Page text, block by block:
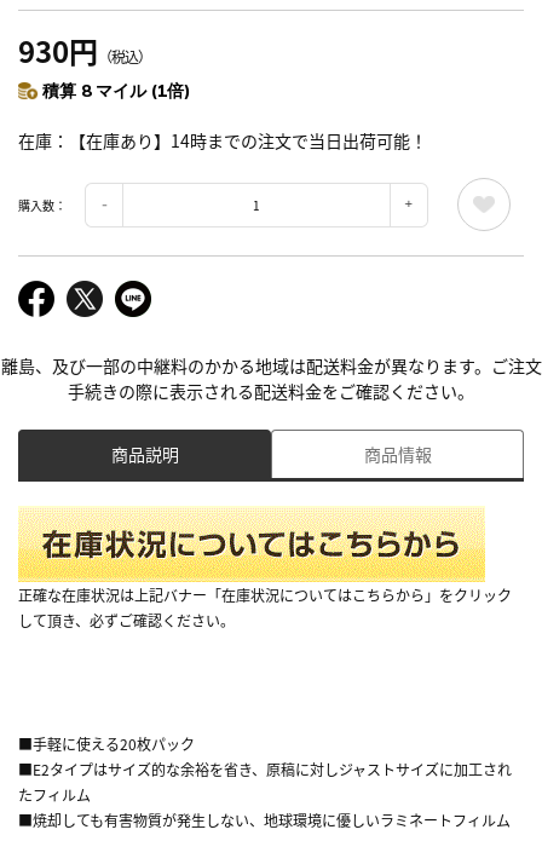
930円 （税込）
積算 8 マイル (1倍)
在庫 【在庫あり】14時までの注文で当日出荷可能！
購入数：
離島、及び一部の中継料のかかる地域は配送料金が異なります。ご注文
手続きの際に表示される配送料金をご確認ください。
商品説明 商品情報
正確な在庫状況は上記バナー「在庫状況についてはこちらから」をクリック
して頂き、必ずご確認ください。
■手軽に使える20枚パック
■E2タイプはサイズ的な余裕を省き、原稿に対しジャストサイズに加工され
たフィルム
■焼却しても有害物質が発生しない、地球環境に優しいラミネートフィルム